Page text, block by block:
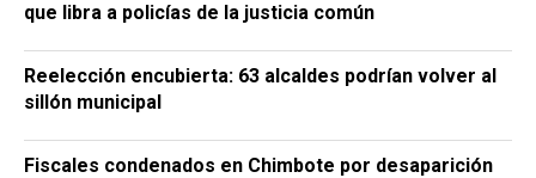
que libra a policías de la justicia común
Reelección encubierta: 63 alcaldes podrían volver al
sillón municipal
Fiscales condenados en Chimbote por desaparición